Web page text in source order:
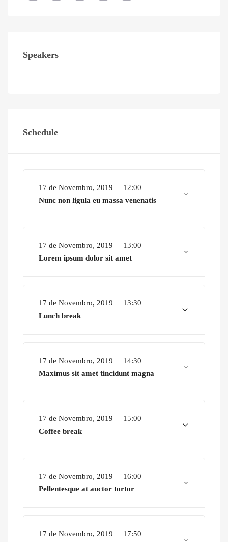
Speakers
Schedule
17 de Novembro, 2019
12:00
Nunc non ligula eu massa venenatis
17 de Novembro, 2019
13:00
Lorem ipsum dolor sit amet
17 de Novembro, 2019
13:30
Lunch break
17 de Novembro, 2019
14:30
Maximus sit amet tincidunt magna
17 de Novembro, 2019
15:00
Coffee break
17 de Novembro, 2019
16:00
Pellentesque at auctor tortor
17 de Novembro, 2019 17:50